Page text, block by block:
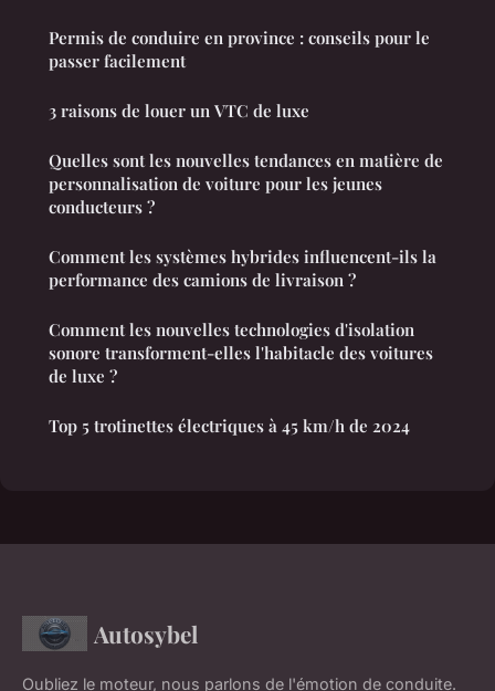
Permis de conduire en province : conseils pour le
passer facilement
3 raisons de louer un VTC de luxe
Quelles sont les nouvelles tendances en matière de
personnalisation de voiture pour les jeunes
conducteurs ?
Comment les systèmes hybrides influencent-ils la
performance des camions de livraison ?
Comment les nouvelles technologies d'isolation
sonore transforment-elles l'habitacle des voitures
de luxe ?
Top 5 trotinettes électriques à 45 km/h de 2024
Autosybel
Oubliez le moteur, nous parlons de l'émotion de conduite.